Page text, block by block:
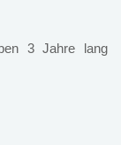
3 Jahre lang